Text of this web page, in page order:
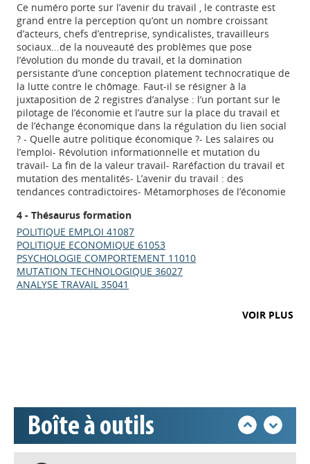
Ce numéro porte sur l’avenir du travail , le contraste est
grand entre la perception qu’ont un nombre croissant
d’acteurs, chefs d’entreprise, syndicalistes, travailleurs
sociaux...de la nouveauté des problèmes que pose
l’évolution du monde du travail, et la domination
persistante d’une conception platement technocratique de
la lutte contre le chômage. Faut-il se résigner à la
juxtaposition de 2 registres d’analyse : l’un portant sur le
pilotage de l’économie et l’autre sur la place du travail et
de l’échange économique dans la régulation du lien social
? - Quelle autre politique économique ?- Les salaires ou
l’emploi- Révolution informationnelle et mutation du
travail- La fin de la valeur travail- Raréfaction du travail et
mutation des mentalités- L’avenir du travail : des
tendances contradictoires- Métamorphoses de l’économie
4 - Thésaurus formation
POLITIQUE EMPLOI 41087
POLITIQUE ECONOMIQUE 61053
PSYCHOLOGIE COMPORTEMENT 11010
MUTATION TECHNOLOGIQUE 36027
ANALYSE TRAVAIL 35041
VOIR PLUS
Boîte à outils
Appels à projets
Base documentaire